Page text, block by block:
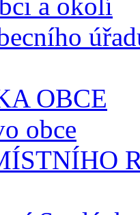
OBCE
obce